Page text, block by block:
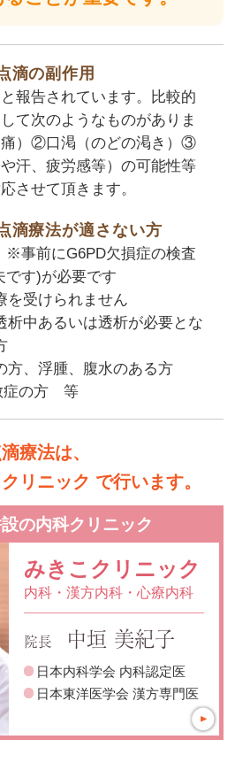
滴の副作用
報告されています。比較的
て次のようなものがありま
）②口渇（のどの渇き）③
汗、疲労感等）の可能性等
させて頂きます。
滴療法が適さない方
事前にG6PD欠損症の検査
です)が必要です
を受けられません
析中あるいは透析が必要とな
方、浮腫、腹水のある方
症の方 等
療法は、
リニック で行います。
の内科クリニック
みきこクリニック
内科・漢方内科・心療内科
院長 中垣 美紀子
日本内科学会 内科認定医
日本東洋医学会 漢方専門医